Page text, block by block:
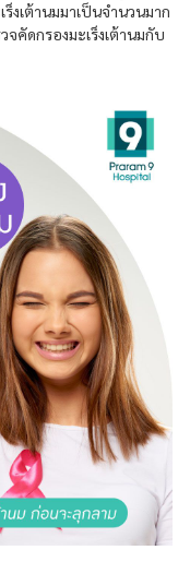
งเต้านมมาเป็นจำนวนมาก
คัดกรองมะเร็งเต้านมกับ